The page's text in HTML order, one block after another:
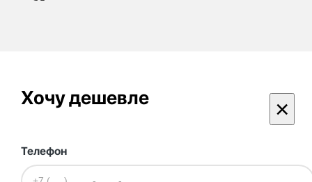
Хочу дешевле ×
Телефон